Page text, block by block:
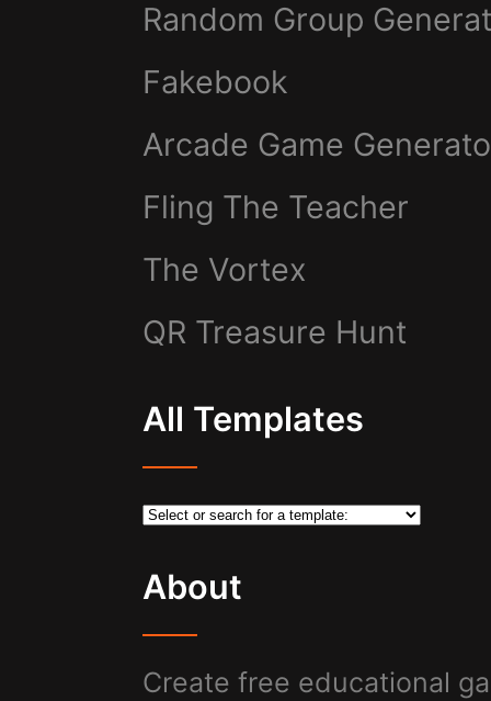
Random Group
Fakebook
Arcade Game
Fling The Teacher
The Vortex
QR Treasure Hunt
All Templates
About
Create free educational